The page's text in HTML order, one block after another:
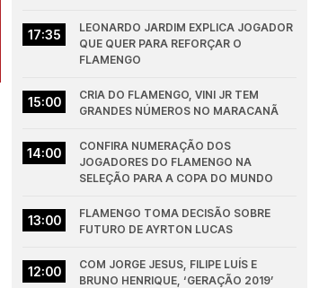
17:35
LEONARDO JARDIM EXPLICA JOGADOR
QUE QUER PARA REFORÇAR O
FLAMENGO
15:00
CRIA DO FLAMENGO, VINI JR TEM
GRANDES NÚMEROS NO MARACANÃ
14:00
CONFIRA NUMERAÇÃO DOS
JOGADORES DO FLAMENGO NA
SELEÇÃO PARA A COPA DO MUNDO
13:00
FLAMENGO TOMA DECISÃO SOBRE
FUTURO DE AYRTON LUCAS
12:00
COM JORGE JESUS, FILIPE LUÍS E
BRUNO HENRIQUE, ‘GERAÇÃO 2019’